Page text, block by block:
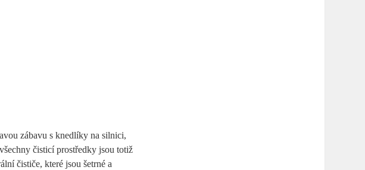
zábavu s knedlíky na silnici,
čisticí prostředky jsou totiž
čističe, které jsou šetrné a